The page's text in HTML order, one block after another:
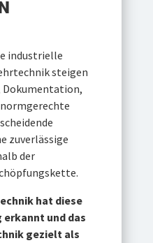
industrielle
steigen
zuverlässige
der
hat diese
und das
gezielt als